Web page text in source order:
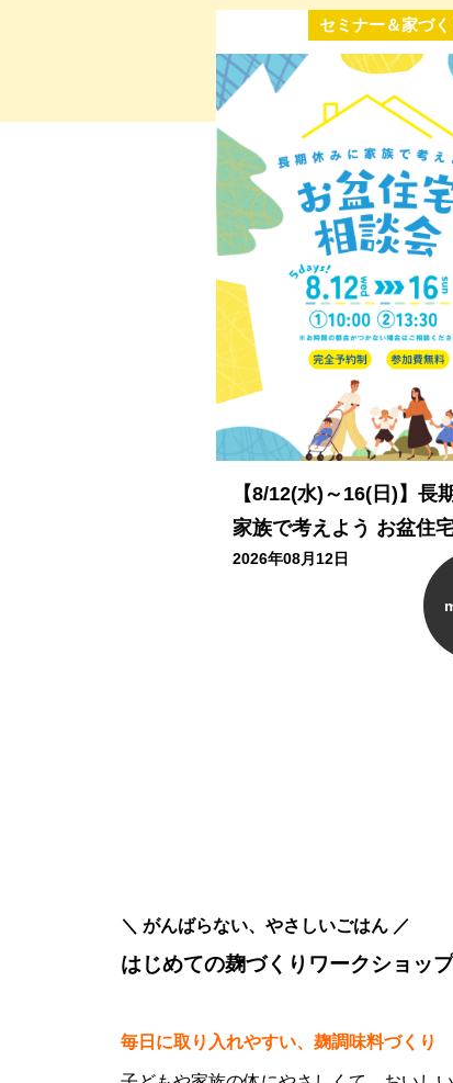
セミナー＆家づ
【8/12(水)～16(日)】長
家族で考えよう お盆住
2026年08月12日
＼ がんばらない、やさしいごはん ／
はじめての麹づくりワークショップ
毎日に取り入れやすい、麹調味料づくり